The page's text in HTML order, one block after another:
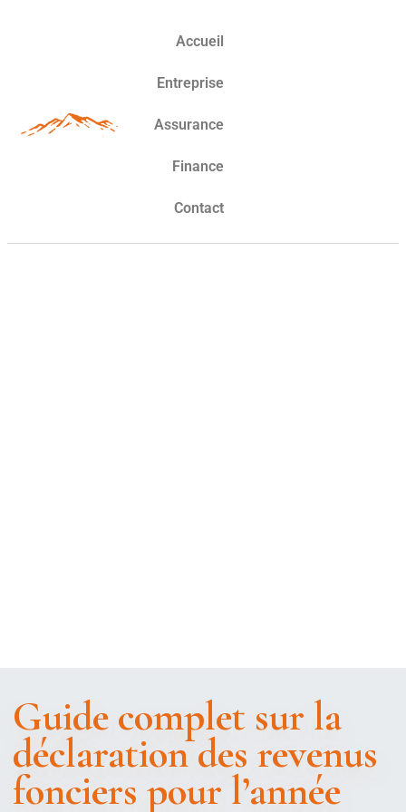
Accueil
Entreprise
Assurance
Finance
Contact
Guide complet sur la
déclaration des revenus
fonciers pour l’année